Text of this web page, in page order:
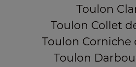
Toulon
Toulon Collet
Toulon Corniche
Toulon